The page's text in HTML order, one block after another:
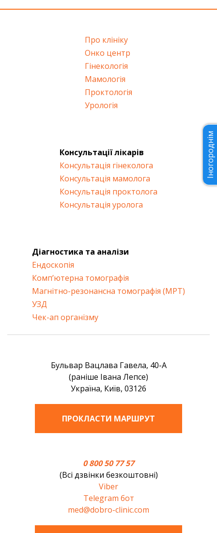
Про клініку
Онко центр
Гінекологія
Мамологія
Проктологія
Урологія
Консультації лікарів
Консультація гінеколога
Консультація мамолога
Консультація проктолога
Консультація уролога
Діагностика та аналізи
Ендоскопія
Комп’ютерна томографія
Магнітно-резонансна томографія (МРТ)
УЗД
Чек-ап організму
Бульвар Вацлава Гавела, 40-А
(раніше Івана Лепсе)
Україна, Київ, 03126
ПРОКЛАСТИ МАРШРУТ
0 800 50 77 57
(Всі дзвінки безкоштовні)
Viber
Telegram бот
med@dobro-clinic.com
Іногороднім